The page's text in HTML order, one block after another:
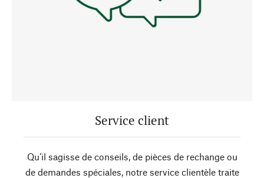
Service client
Qu’il sagisse de conseils, de pièces de rechange ou
de demandes spéciales, notre service clientèle traite